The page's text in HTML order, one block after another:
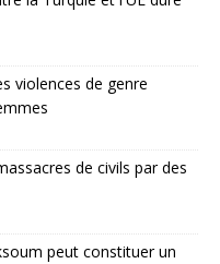
violences de genre
de civils par des
peut constituer un